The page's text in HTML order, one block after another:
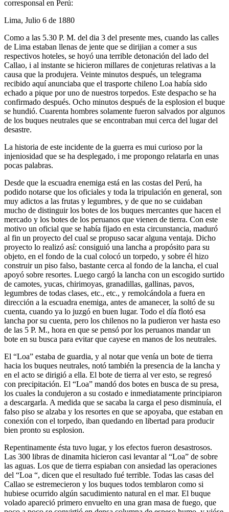
corresponsal en Perú:
Lima, Julio 6 de 1880
Como a las 5.30 P. M. del dia 3 del presente mes, cuando las calles
de Lima estaban llenas de jente que se dirijian a comer a sus
respectivos hoteles, se hoyó una terrible detonación del lado del
Callao, i al instante se hicieron millares de conjeturas relativas a la
causa que la produjera. Veinte minutos después, un telegrama
recibido aquí anunciaba que el trasporte chileno Loa había sido
echado a pique por uno de nuestros torpedos. Este despacho se ha
confirmado después. Ocho minutos después de la esplosion el buque
se hundió. Cuarenta hombres solamente fueron salvados por algunos
de los buques neutrales que se encontraban mui cerca del lugar del
desastre.
La historia de este incidente de la guerra es mui curioso por la
injeniosidad que se ha desplegado, i me propongo relatarla en unas
pocas palabras.
Desde que la escuadra enemiga está en las costas del Perú, ha
podido notarse que los oficiales y toda la tripulación en general, son
muy adictos a las frutas y legumbres, y de que no se cuidaban
mucho de distinguir los botes de los buques mercantes que hacen el
mercado y los botes de los peruanos que vienen de tierra. Con este
motivo un oficial que se había fijado en esta circunstancia, maduró
al fin un proyecto del cual se propuso sacar alguna ventaja. Dicho
proyecto lo realizó así: consiguió una lancha a propósito para su
objeto, en el fondo de la cual colocó un torpedo, y sobre él hizo
construir un piso falso, bastante cerca al fondo de la lancha, el cual
apoyó sobre resortes. Luego cargó la lancha con un escogido surtido
de camotes, yucas, chirimoyas, granadillas, gallinas, pavos,
legumbres de todas clases, etc., etc., y remolcándola a fuera en
dirección a la escuadra enemiga, antes de amanecer, la soltó de su
cuenta, cuando ya lo juzgó en buen lugar. Todo el día flotó esa
lancha por su cuenta, pero los chilenos no la pudieron ver hasta eso
de las 5 P. M., hora en que se pensó por los peruanos mandar un
bote en su busca para evitar que cayese en manos de los neutrales.
El “Loa” estaba de guardia, y al notar que venía un bote de tierra
hacia los buques neutrales, notó también la presencia de la lancha y
en el acto se dirigió a ella. El bote de tierra al ver esto, se regresó
con precipitación. El “Loa” mandó dos botes en busca de su presa,
los cuales la condujeron a su costado e inmediatamente principiaron
a descargarla. A medida que se sacaba la carga el peso disminuía, el
falso piso se alzaba y los resortes en que se apoyaba, que estaban en
conexión con el torpedo, iban quedando en libertad para producir
bien pronto su esplosion.
Repentinamente ésta tuvo lugar, y los efectos fueron desastrosos.
Las 300 libras de dinamita hicieron casi levantar al “Loa” de sobre
las aguas. Los que de tierra espiaban con ansiedad las operaciones
del “Loa “, dicen que el resultado fué terrible. Todas las casas del
Callao se estremecieron y los buques todos temblaron como si
hubiese ocurrido algún sacudimiento natural en el mar. El buque
volado apareció primero envuelto en una gran masa de fuego, que